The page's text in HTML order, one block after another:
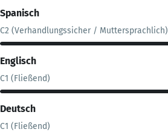
Spanisch
C2 (Verhandlungssicher / Muttersprachlich)
Englisch
C1 (Fließend)
Deutsch
C1 (Fließend)